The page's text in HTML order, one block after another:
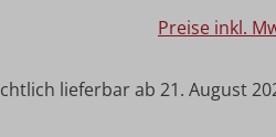
Preise inkl.
lieferbar ab 21. August